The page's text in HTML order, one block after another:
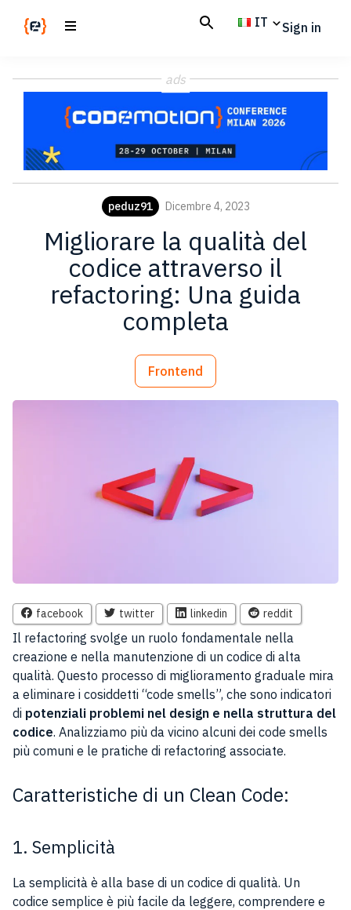
Magazine
code
IT Sign in
ads
peduz91 Dicembre 4, 2023
Migliorare la qualità del
codice attraverso il
refactoring: Una guida
completa
Frontend
facebook twitter linkedin reddit
Il refactoring svolge un ruolo fondamentale nella
creazione e nella manutenzione di un codice di alta
qualità. Questo processo di miglioramento graduale mira
a eliminare i cosiddetti “code smells”, che sono indicatori
di potenziali problemi nel design e nella struttura del
codice. Analizziamo più da vicino alcuni dei code smells
più comuni e le pratiche di refactoring associate.
Caratteristiche di un Clean Code:
1. Semplicità
La semplicità è alla base di un codice di qualità. Un
codice semplice è più facile da leggere, comprendere e